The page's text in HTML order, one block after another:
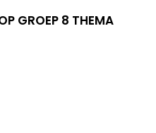
GROEP 8 THEMA